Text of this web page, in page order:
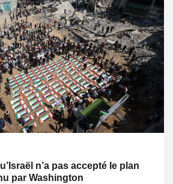
n’a pas accepté le plan
par Washington